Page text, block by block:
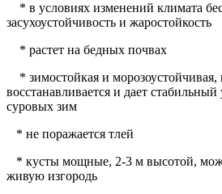
* в условиях изменений климата
засухоустойчивость и жаростойкость
* растет на бедных почвах
* зимостойкая и морозоустойчивая,
восстанавливается и дает
суровых зим
* не поражается тлей
* кусты мощные, 2-3 м высотой,
живую изгородь